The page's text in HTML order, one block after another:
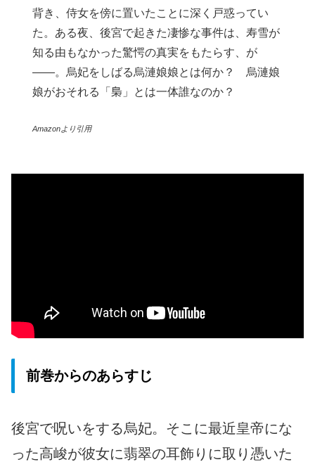
背き、侍女を傍に置いたことに深く戸惑ってい
た。ある夜、後宮で起きた凄惨な事件は、寿雪が
知る由もなかった驚愕の真実をもたらす、が
――。烏妃をしばる烏漣娘娘とは何か？ 烏漣娘
娘がおそれる「梟」とは一体誰なのか？
Amazonより引用
前巻からのあらすじ
後宮で呪いをする烏妃。そこに最近皇帝にな
った高峻が彼女に翡翠の耳飾りに取り憑いた